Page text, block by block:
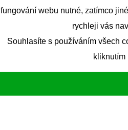
fungování webu nutné, zatímco
rychleji vás
Souhlasíte s používáním všech
kliknutím